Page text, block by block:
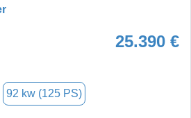
25.390 €
92 kw (125 PS)